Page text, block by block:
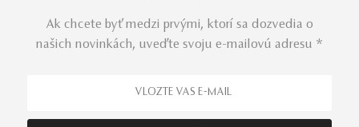
Ak chcete byť medzi prvými, ktorí sa dozvedia o
našich novinkách, uveďte svoju e-mailovú adresu *